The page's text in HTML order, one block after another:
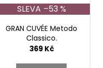
–53 %
GRAN CUVÉE Metodo
Classico.
Velenosi
369 Kč